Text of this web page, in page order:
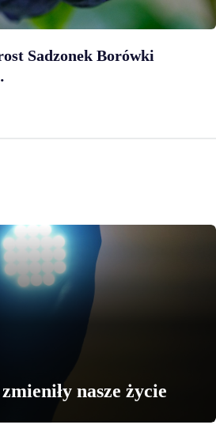
Sadzonek Borówki
nasze życie